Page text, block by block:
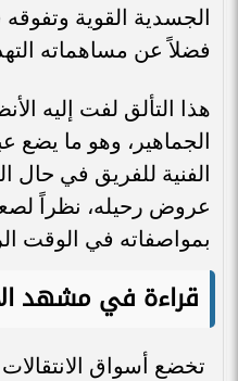
الجسدية القوية
فضلاً عن مساهماته
هذا التألق لفت إليه
الجماهير، وهو ما يضع
الفنية للفريق في حال
عروض رحيله، نظراً
بمواصفاته في الوقت
قراءة في مشهد
تخضع أسواق